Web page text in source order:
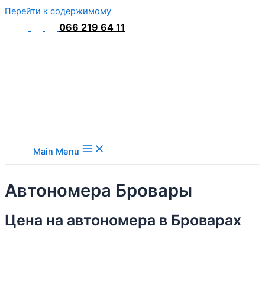
Перейти к содержимому
066 219 64 11
Main Menu
Автономера Бровары
Цена на автономера в Броварах